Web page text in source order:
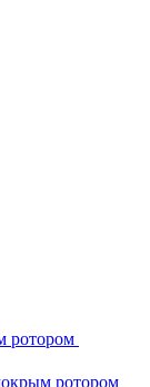
ротором
ротором